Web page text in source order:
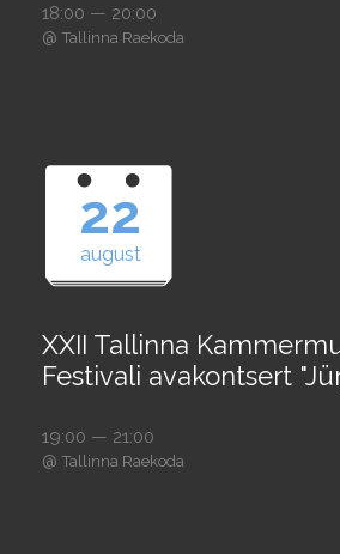
18:00 — 20:00
@ Tallinna Raekoda
22
august
XXII Tallinna
Festivali avakontsert
19:00 — 21:00
@ Tallinna Raekoda